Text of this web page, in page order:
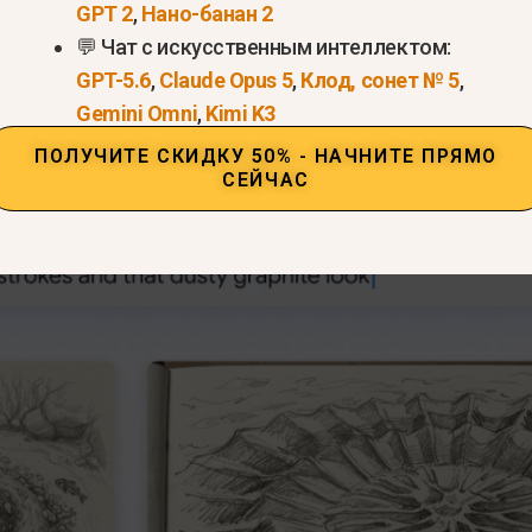
этими двумя моделями заключается в
работает на базе нового приложения Google
для создания изображений с молниеносной
GPT 2,Нано-банан 2
💬 Чат с искусственным интеллектом:
GPT-5.6,Claude Opus 5,Клод, сонет № 5,
Gemini Omni,Kimi K3
ПОЛУЧИТЕ СКИДКУ 50% - НАЧНИТЕ ПРЯМО
СЕЙЧАС